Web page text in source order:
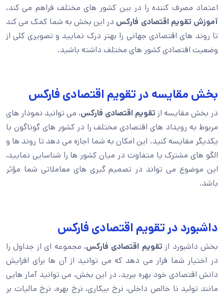
اعتماد مصرف کننده را در بین کشور های مختلف فراهم می کند.
آموزش تقویم اقتصادی فارکس در این بخش به شما کمک می کند
تا روند های اقتصادی جهانی را بهتر درک نمایید و تصویری کلی از
وضعیت اقتصادی کشور های مختلف داشته باشید.
بخش مقایسه در تقویم اقتصادی فارکس
در بخش مقایسه از تقویم اقتصادی فارکس، می توانید نمودار های
مربوط به رویداد های اقتصادی مختلف را در کشور های گوناگون با
یکدیگر مقایسه کنید. این امکان به شما اجازه می دهد تا روند ها و
الگو های مشترک یا متفاوت در میان کشور ها را شناسایی نمایید،
این موضوع می تواند در تصمیم گیری های معاملاتی شما مؤثر
باشد.
داشبورد در تقویم اقتصادی فارکس
بخش داشبورد از تقویم اقتصادی فارکس، مجموعه ای از جداول را
در اختیار شما قرار می دهد که می توانید از آن ها برای افزایش
دانش اقتصادی خود بهره ببرید. در این بخش، می توانید آمار هایی
مانند تولید نا خالص داخلی، نرخ بیکاری، نرخ بهره، نرخ مالیات بر